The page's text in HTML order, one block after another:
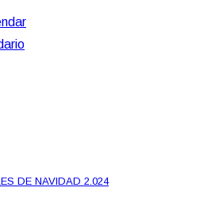
DE NAVIDAD 2.024